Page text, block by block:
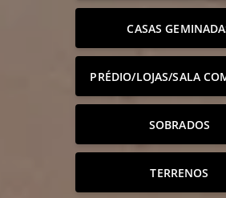
CASAS
PRÉDIO/LOJAS/SALA
SOBRADOS
TERRENOS